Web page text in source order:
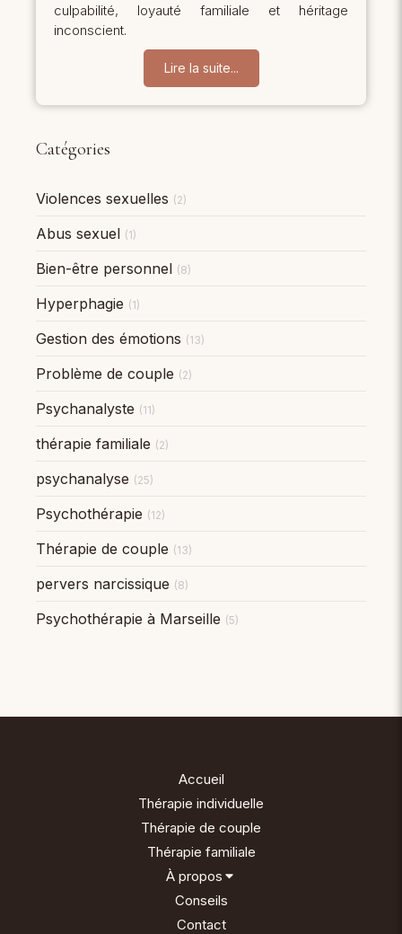
culpabilité, loyauté familiale et héritage
inconscient.
Lire la suite...
Catégories
Violences sexuelles (2)
Abus sexuel (1)
Bien-être personnel (8)
Hyperphagie (1)
Gestion des émotions (13)
Problème de couple (2)
Psychanalyste (11)
thérapie familiale (2)
psychanalyse (25)
Psychothérapie (12)
Thérapie de couple (13)
pervers narcissique (8)
Psychothérapie à Marseille (5)
Accueil
Thérapie individuelle
Thérapie de couple
Thérapie familiale
À propos
Conseils
Contact